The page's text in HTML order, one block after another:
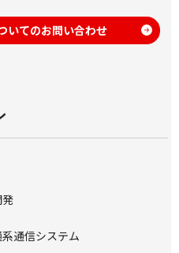
いてのお問い合わせ
通信システム